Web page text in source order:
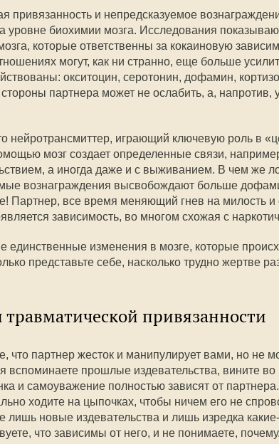
привязанность и непредсказуемое
уровне биохимии мозга. Исследования
которые ответственны за кокаиновую
могут, как ни странно, еще больше
окситоцин, серотонин, дофамин,
партнера может не ослабить, а, напротив,
играющий ключевую роль в
мозг создает определенные связи,
а иногда даже и с выживанием. В чем же
вознаграждения высвобождают больше
Партнер, все время меняющий гнев на милость
зависимость, во многом схожая с
единственные изменения в мозге, которые
представьте себе, насколько трудно жертве
привязанности
что партнер жесток и манипулирует вами, но не
вспоминаете прошлые издевательства, вините
и самоуважение полностью зависят от партнера.
ходите на цыпочках, чтобы ничем его не
лишь новые издевательства и лишь изредка
что зависимы от него, и не понимаете,